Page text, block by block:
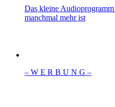
Das kleine
manchmal mehr ist
– W Ε R Β U Ν G –